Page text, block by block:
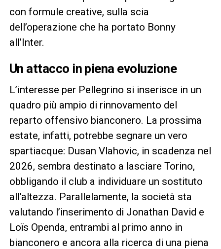
con formule creative, sulla scia
dell’operazione che ha portato Bonny
all’Inter.
Un attacco in piena evoluzione
L’interesse per Pellegrino si inserisce in un
quadro più ampio di rinnovamento del
reparto offensivo bianconero. La prossima
estate, infatti, potrebbe segnare un vero
spartiacque: Dusan Vlahovic, in scadenza nel
2026, sembra destinato a lasciare Torino,
obbligando il club a individuare un sostituto
all’altezza. Parallelamente, la società sta
valutando l’inserimento di Jonathan David e
Loïs Openda, entrambi al primo anno in
bianconero e ancora alla ricerca di una piena